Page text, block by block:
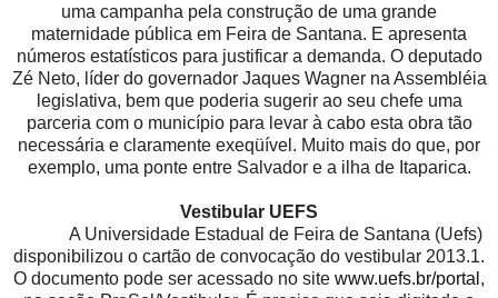
uma campanha pela construção de uma grande
maternidade pública em Feira de Santana. E apresenta
números estatísticos para justificar a demanda. O deputado
Zé Neto, líder do governador Jaques Wagner na Assembléia
legislativa, bem que poderia sugerir ao seu chefe uma
parceria com o município para levar à cabo esta obra tão
necessária e claramente exeqüível. Muito mais do que, por
exemplo, uma ponte entre Salvador e a ilha de Itaparica.
Vestibular UEFS
A Universidade Estadual de Feira de Santana (Uefs)
disponibilizou o cartão de convocação do vestibular 2013.1.
O documento pode ser acessado no site www.uefs.br/portal ,